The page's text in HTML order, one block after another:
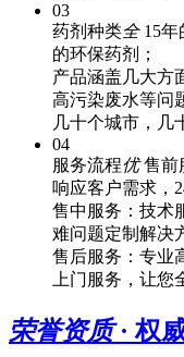
03
药剂种类全 15
的环保药剂；
产品涵盖几大方
高污染废水等问
几十个城市，几
04
服务流程优 售前
响应客户需求，
售中服务：技术
难问题定制解决
售后服务：专业
上门服务，让您
荣誉资质· 权